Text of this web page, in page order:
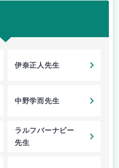
伊奈正人先生
中野学而先生
ラルフバーナビー
先生